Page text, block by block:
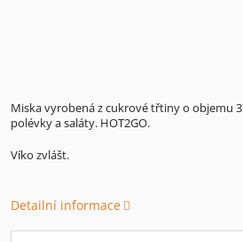
Miska vyrobená z cukrové třtiny o objemu
polévky a saláty. HOT2GO.
Víko zvlášt.
Detailní informace